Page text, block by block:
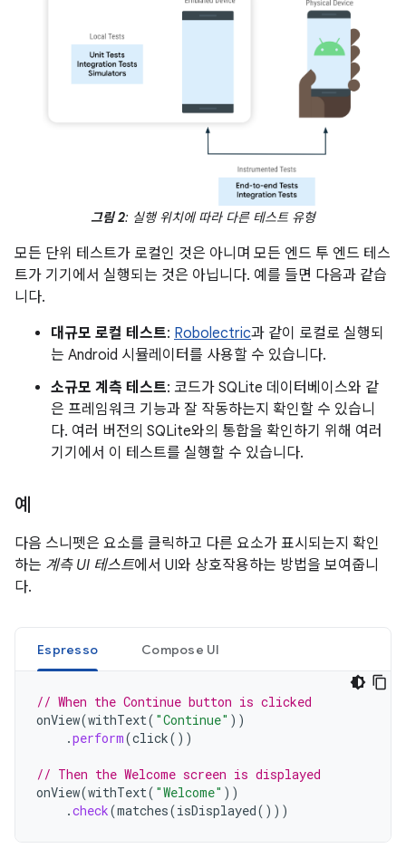
그림 2: 실행 위치에 따라 다른 테스트 유형
모든 단위 테스트가 로컬인 것은 아니며 모든 엔드 투 엔드 테스
트가 기기에서 실행되는 것은 아닙니다. 예를 들면 다음과 같습
니다.
대규모 로컬 테스트: Robolectric과 같이 로컬로 실행되
는 Android 시뮬레이터를 사용할 수 있습니다.
소규모 계측 테스트: 코드가 SQLite 데이터베이스와 같
은 프레임워크 기능과 잘 작동하는지 확인할 수 있습니
다. 여러 버전의 SQLite와의 통합을 확인하기 위해 여러
기기에서 이 테스트를 실행할 수 있습니다.
예
다음 스니펫은 요소를 클릭하고 다른 요소가 표시되는지 확인
하는 계측 UI 테스트에서 UI와 상호작용하는 방법을 보여줍니
다.
Espresso Compose UI
// When the Continue button is clicked
onView(withText( "Continue" ))
.perform(click())
// Then the Welcome screen is displayed
onView(withText( "Welcome" ))
.check(matches(isDisplayed()))